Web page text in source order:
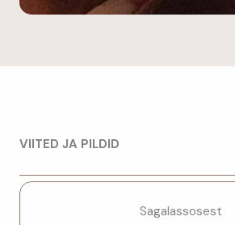
VIITED JA PILDID
Sagalassosest